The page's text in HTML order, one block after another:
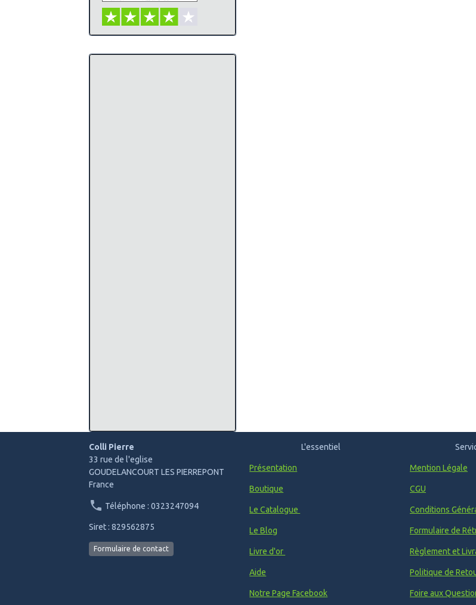
Colli Pierre
33 rue de l'eglise
GOUDELANCOURT LES PIERREPONT
France
Téléphone : 0323247094
Siret : 829562875
Formulaire de contact
L'essentiel
Présentation
Boutique
Le Catalogue
Le Blog
Livre d'or
Aide
Notre Page Facebook
Mention Légale
CGU
Conditions
Formulaire de
Règlement et
Politique de
Foire aux